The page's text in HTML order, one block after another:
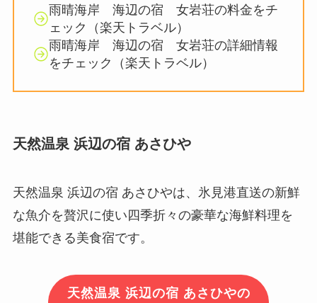
雨晴海岸 海辺の宿 女岩荘の料金をチ
ェック（楽天トラベル）
雨晴海岸 海辺の宿 女岩荘の詳細情報
をチェック（楽天トラベル）
天然温泉 浜辺の宿 あさひや
天然温泉 浜辺の宿 あさひやは、氷見港直送の新鮮
な魚介を贅沢に使い四季折々の豪華な海鮮料理を
堪能できる美食宿です。
天然温泉 浜辺の宿 あさひやの